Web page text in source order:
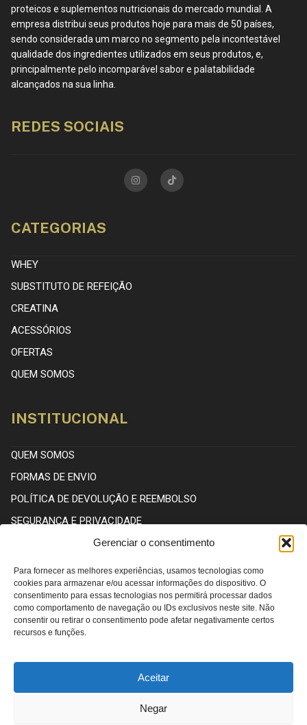
Gerenciar o consentimento
Para fornecer as melhores experiências, usamos tecnologias como
cookies para armazenar e/ou acessar informações do dispositivo. O
consentimento para essas tecnologias nos permitirá processar dados
como comportamento de navegação ou IDs exclusivos neste site. Não
consentir ou retirar o consentimento pode afetar negativamente certos
recursos e funções.
Aceitar
Negar
proteicos e suplementos nutricionais do mercado mundial. A
empresa distribui seus produtos hoje para mais de 50 países,
sendo considerada um marco no segmento pela incontestável
qualidade dos ingredientes utilizados em seus produtos, e,
principalmente pelo incomparável sabor e palatabilidade
alcançados na sua linha.
REDES SOCIAIS
CATEGORIAS
WHEY
SUBSTITUTO DE REFEIÇÃO
CREATINA
ACESSÓRIOS
OFERTAS
QUEM SOMOS
INSTITUCIONAL
QUEM SOMOS
FORMAS DE ENVIO
POLÍTICA DE DEVOLUÇÃO E REEMBOLSO
SEGURANÇA E PRIVACIDADE
CENTRAL DE ATENDIMENTO
WHATSAPP: (13) 98145-5995
CONTATO@LOJASYN.COM.BR
HORÁRIO DE ATENDIMENTO